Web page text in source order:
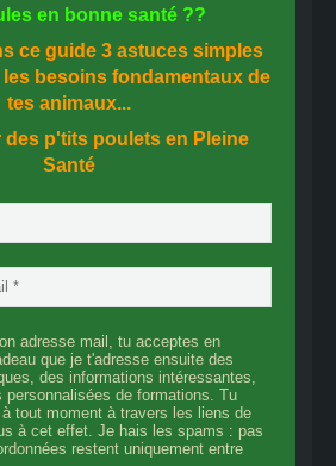
en bonne santé ??
ce guide 3 astuces simples
besoins fondamentaux de
tes animaux...
des p'tits poulets en Pleine
Santé
adresse mail, tu acceptes en
que je t'adresse ensuite des
des informations intéressantes,
personnalisées de formations. Tu
tout moment à travers les liens de
à cet effet. Je hais les spams : pas
restent uniquement entre